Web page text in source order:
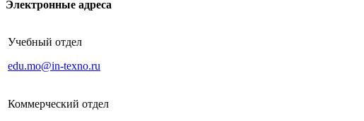
Электронные адреса
Учебный отдел
edu.mo@in-texno.ru
Коммерческий отдел